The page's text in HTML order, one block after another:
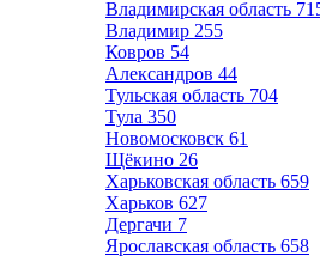
Владимирская область
Владимир 255
Ковров 54
Александров 44
Тульская область 704
Тула 350
Новомосковск 61
Щёкино 26
Харьковская область 659
Харьков 627
Дергачи 7
Ярославская область 658